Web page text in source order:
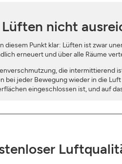
nicht
diesem Punkt klar: Lüften ist zwar
erneuert und über alle Räume
die intermittierend
bei jeder Bewegung wieder in die
eingeschlossen ist, und auf